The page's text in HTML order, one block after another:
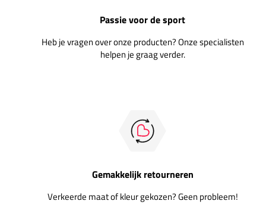
Passie voor de sport
Heb je vragen over onze producten? Onze specialisten
helpen je graag verder.
Gemakkelijk retourneren
Verkeerde maat of kleur gekozen? Geen probleem!